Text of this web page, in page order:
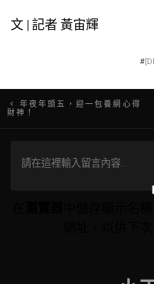
文 | 記者 黃宙輝
#
文
導
覽
年夜年頭五，迎一包養網心得
財神！